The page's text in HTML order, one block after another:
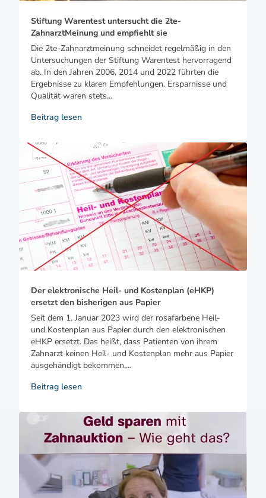
Stiftung Warentest untersucht die 2te-
ZahnarztMeinung und empfiehlt sie
Die 2te-Zahnarztmeinung schneidet regelmäßig in den
Untersuchungen der Stiftung Warentest hervorragend
ab. In den Jahren 2006, 2014 und 2022 führten die
Ergebnisse zu klaren Empfehlungen. Ersparnisse und
Qualität waren stets...
Beitrag lesen
Der elektronische Heil- und Kostenplan (eHKP)
ersetzt den bisherigen aus Papier
Seit dem 1. Januar 2023 wird der rosafarbene Heil-
und Kostenplan aus Papier durch den elektronischen
eHKP ersetzt. Das heißt, dass Patienten von ihrem
Zahnarzt keinen Heil- und Kostenplan mehr aus Papier
ausgehändigt bekommen,...
Beitrag lesen